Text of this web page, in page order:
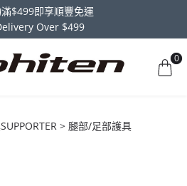
$499即享順豐免運
Over $499
0
腿部/足部護具